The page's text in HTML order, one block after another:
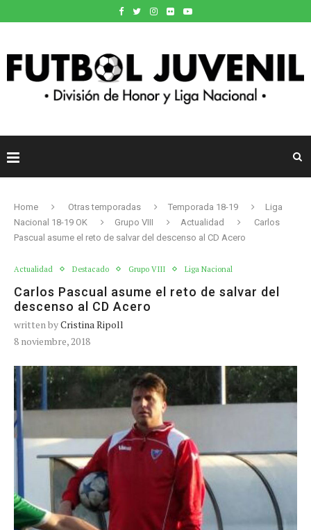
Home Otras temporadas Temporada 18-19
Liga
Nacional 18-19 OK
Grupo VIII Actualidad
Carlos
Pascual asume el reto de salvar del descenso al CD Acero
Actualidad Destacado Grupo VIII Liga Nacional
Carlos Pascual asume el reto de salvar del
descenso al CD Acero
written byCristina Ripoll
8 noviembre, 2018